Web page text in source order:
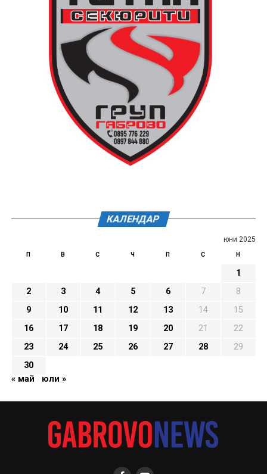
КАЛЕНДАР
юни 2025
П В С Ч П С Н
1
2
3 4 5 6 7
8
9
10 11 12 13 14
15
16
17 18 19 20 21
22
23
24 25 26 27 28
29
30
« май
юли »